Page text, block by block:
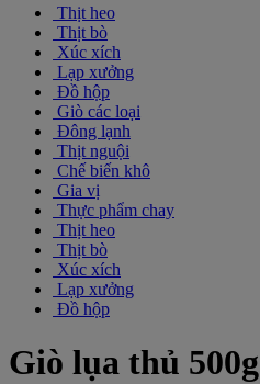
Thịt heo
Thịt bò
Xúc xích
Lạp xưởng
Đồ hộp
Giò các loại
Đông lạnh
Thịt nguội
Chế biến khô
Gia vị
Thực phẩm chay
Thịt heo
Thịt bò
Xúc xích
Lạp xưởng
Đồ hộp
Giò lụa thủ 500g